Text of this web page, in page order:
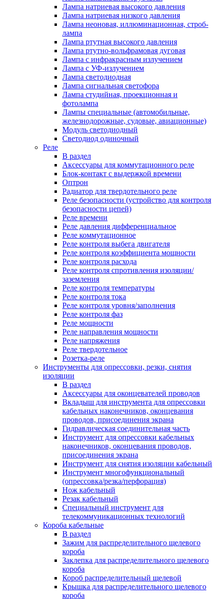
Лампа натриевая высокого давления
Лампа натриевая низкого давления
Лампа неоновая, иллюминационная, строб-
лампа
Лампа ртутная высокого давления
Лампа ртутно-вольфрамовая дуговая
Лампа с инфракрасным излучением
Лампа с УФ-излучением
Лампа светодиодная
Лампа сигнальная светофора
Лампа студийная, проекционная и
фотолампа
Лампы специальные (автомобильные,
железнодорожные, судовые, авиационные)
Модуль светодиодный
Светодиод одиночный
Реле
В раздел
Аксессуары для коммутационного реле
Блок-контакт с выдержкой времени
Оптрон
Радиатор для твердотельного реле
Реле безопасности (устройство для контроля
безопасности цепей)
Реле времени
Реле давления дифференциальное
Реле коммутационное
Реле контроля выбега двигателя
Реле контроля коэффициента мощности
Реле контроля расхода
Реле контроля спротивления изоляции/
заземления
Реле контроля температуры
Реле контроля тока
Реле контроля уровня/заполнения
Реле контроля фаз
Реле мощности
Реле направления мощности
Реле напряжения
Реле твердотельное
Розетка-реле
Инструменты для опрессовки, резки, снятия
изоляции
В раздел
Аксессуары для оконцевателей проводов
Вкладыш для инструмента для опрессовки
кабельных наконечников, оконцевания
проводов, присоединения экрана
Гидравлическая соединительная часть
Инструмент для опрессовки кабельных
наконечников, оконцевания проводов,
присоединения экрана
Инструмент для снятия изоляции кабельный
Инструмент многофункциональный
(опрессовка/резка/перфорация)
Нож кабельный
Резак кабельный
Специальный инструмент для
телекоммуникационных технологий
Короба кабельные
В раздел
Зажим для распределительного щелевого
короба
Заклепка для распределительного щелевого
короба
Короб распределительный щелевой
Крышка для распределительного щелевого
короба